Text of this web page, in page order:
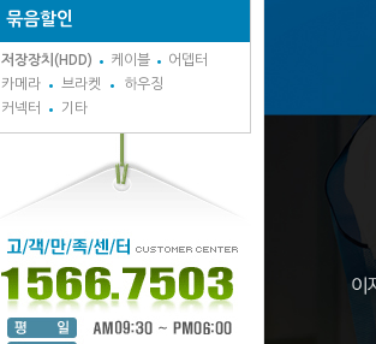
묶음할인
저장장치(HDD) 케이블
어뎁터
카메라
브라켓
하우징
커넥터
기타